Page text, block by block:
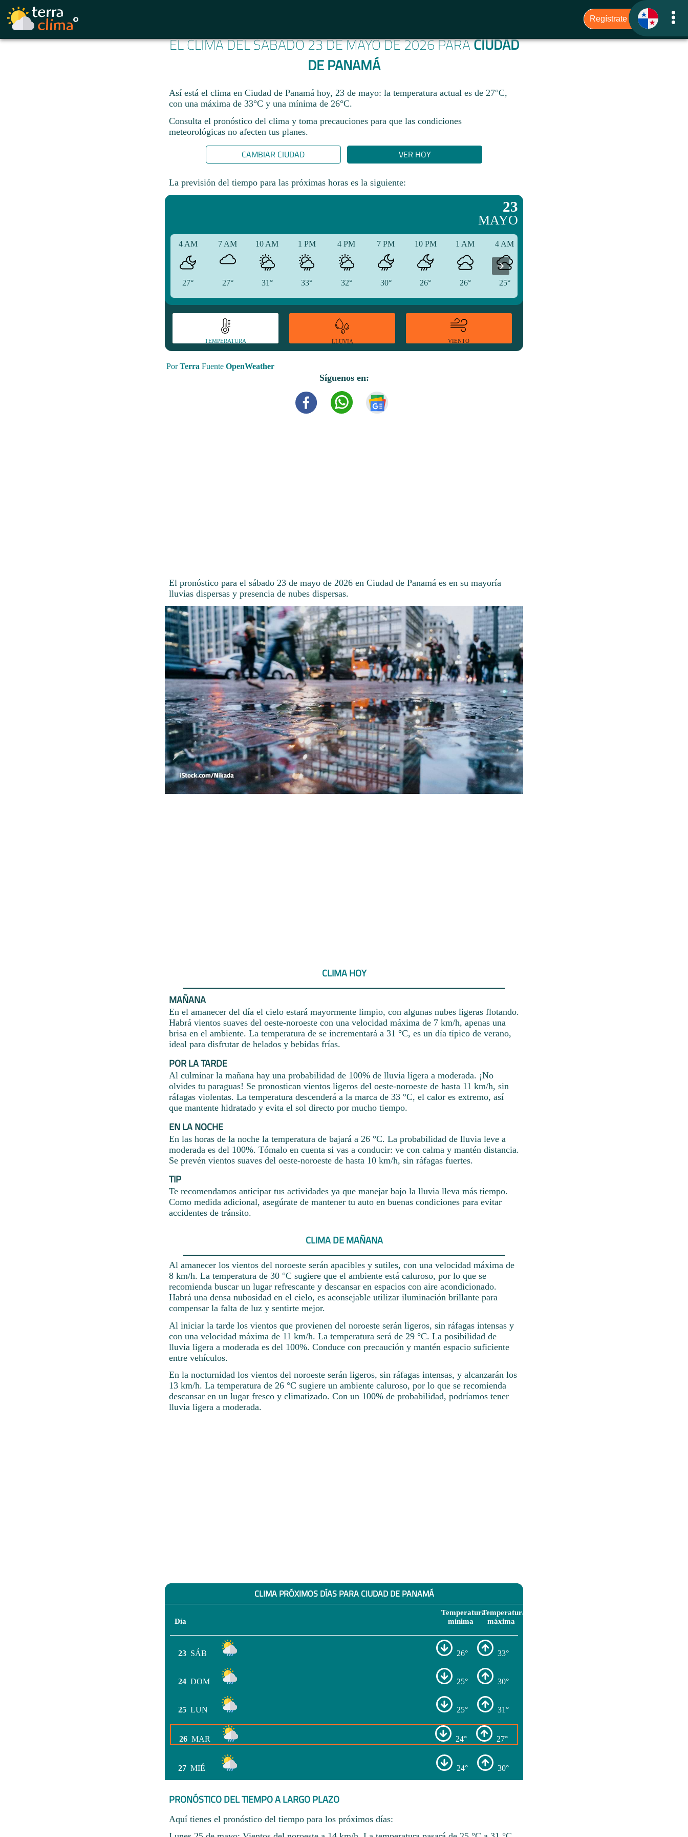
EL CLIMA DEL SÁBADO 23 DE MAYO DE 2026 PARACIUDAD
DE PANAMÁ
Así está el clima en Ciudad de Panamá hoy, 23 de mayo: la temperatura actual es de 27°C,
con una máxima de 33°C y una mínima de 26°C.
Consulta el pronóstico del clima y toma precauciones para que las condiciones
meteorológicas no afecten tus planes.​
CAMBIAR CIUDAD VER HOY
La previsión del tiempo para las próximas horas es la siguiente:
23
MAYO
4 AM
27°
7 AM
27°
10 AM
31°
1 PM
33°
4 PM
32°
7 PM
30°
10 PM
26°
1 AM
26°
4 AM
25°
TEMPERATURA LLUVIA VIENTO
PorTerra Fuente OpenWeather
Síguenos en:
El pronóstico para el sábado 23 de mayo de 2026 en Ciudad de Panamá es en su mayoría
lluvias dispersas y presencia de nubes dispersas.
CLIMA HOY
MAÑANA
En el amanecer del día el cielo estará mayormente limpio, con algunas nubes ligeras flotando.
Habrá vientos suaves del oeste-noroeste con una velocidad máxima de 7 km/h, apenas una
brisa en el ambiente. La temperatura de se incrementará a 31 °C, es un día típico de verano,
ideal para disfrutar de helados y bebidas frías.
POR LA TARDE
Al culminar la mañana hay una probabilidad de 100% de lluvia ligera a moderada. ¡No
olvides tu paraguas! Se pronostican vientos ligeros del oeste-noroeste de hasta 11 km/h, sin
ráfagas violentas. La temperatura descenderá a la marca de 33 °C, el calor es extremo, así
que mantente hidratado y evita el sol directo por mucho tiempo.
EN LA NOCHE
En las horas de la noche la temperatura de bajará a 26 °C. La probabilidad de lluvia leve a
moderada es del 100%. Tómalo en cuenta si vas a conducir: ve con calma y mantén distancia.
Se prevén vientos suaves del oeste-noroeste de hasta 10 km/h, sin ráfagas fuertes.
TIP
Te recomendamos anticipar tus actividades ya que manejar bajo la lluvia lleva más tiempo.
Como medida adicional, asegúrate de mantener tu auto en buenas condiciones para evitar
accidentes de tránsito.
CLIMA DE MAÑANA
Al amanecer los vientos del noroeste serán apacibles y sutiles, con una velocidad máxima de
8 km/h. La temperatura de 30 °C sugiere que el ambiente está caluroso, por lo que se
recomienda buscar un lugar refrescante y descansar en espacios con aire acondicionado.
Habrá una densa nubosidad en el cielo, es aconsejable utilizar iluminación brillante para
compensar la falta de luz y sentirte mejor.
Al iniciar la tarde los vientos que provienen del noroeste serán ligeros, sin ráfagas intensas y
con una velocidad máxima de 11 km/h. La temperatura será de 29 °C. La posibilidad de
lluvia ligera a moderada es del 100%. Conduce con precaución y mantén espacio suficiente
entre vehículos.
En la nocturnidad los vientos del noroeste serán ligeros, sin ráfagas intensas, y alcanzarán los
13 km/h. La temperatura de 26 °C sugiere un ambiente caluroso, por lo que se recomienda
descansar en un lugar fresco y climatizado. Con un 100% de probabilidad, podríamos tener
lluvia ligera a moderada.
CLIMA PRÓXIMOS DÍAS PARA CIUDAD DE PANAMÁ
Día
Temperatura
mínima
Temperatura
máxima
23 SÁB 26° 33°
24 DOM 25° 30°
25 LUN 25° 31°
26 MAR 24° 27°
27 MIÉ 24° 30°
PRONÓSTICO DEL TIEMPO A LARGO PLAZO
Aquí tienes el pronóstico del tiempo para los próximos días: